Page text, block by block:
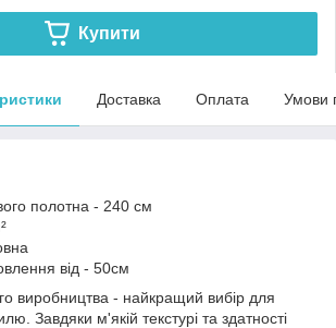
Купити
Доставка Оплата Умови
полотна - 240 см
від - 50см
виробництва - найкращий вибір для
Завдяки м'якій текстурі та здатності